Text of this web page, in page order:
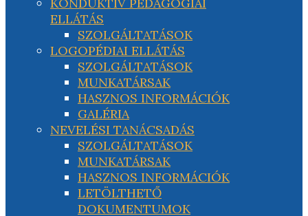
ELLÁTÁS
SZOLGÁLTATÁSOK
LOGOPÉDIAI ELLÁTÁS
SZOLGÁLTATÁSOK
MUNKATÁRSAK
HASZNOS INFORMÁCIÓK
GALÉRIA
NEVELÉSI TANÁCSADÁS
SZOLGÁLTATÁSOK
MUNKATÁRSAK
HASZNOS INFORMÁCIÓK
LETÖLTHETŐ
DOKUMENTUMOK